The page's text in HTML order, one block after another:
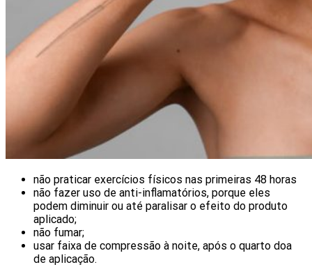
não praticar exercícios físicos nas primeiras 48 horas
não fazer uso de anti-inflamatórios, porque eles
podem diminuir ou até paralisar o efeito do produto
aplicado;
não fumar;
usar faixa de compressão à noite, após o quarto doa
de aplicação.